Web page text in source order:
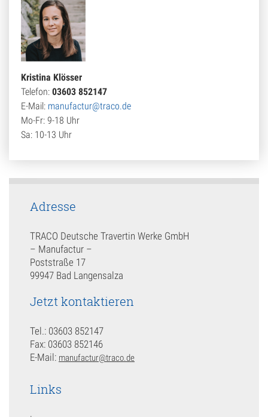
Kristina Klösser
Telefon: 03603 852147
E-Mail: manufactur@traco.de
Mo-Fr: 9-18 Uhr
Sa: 10-13 Uhr
Adresse
TRACO Deutsche Travertin Werke GmbH
– Manufactur –
Poststraße 17
99947 Bad Langensalza
Jetzt kontaktieren
Tel.: 03603 852147
Fax: 03603 852146
E-Mail: manufactur@traco.de
Links